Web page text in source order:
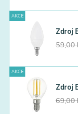
AKCE
Zdroj
59,00
AKCE
Zdroj
69,00